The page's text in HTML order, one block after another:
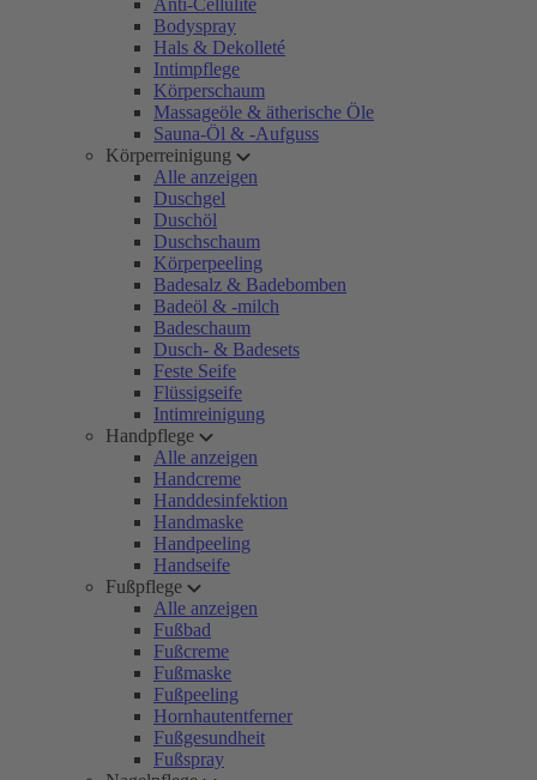
Anti-Cellulite
Bodyspray
Hals & Dekolleté
Intimpflege
Körperschaum
Massageöle & ätherische Öle
Sauna-Öl & -Aufguss
Körperreinigung
Alle anzeigen
Duschgel
Duschöl
Duschschaum
Körperpeeling
Badesalz & Badebomben
Badeöl & -milch
Badeschaum
Dusch- & Badesets
Feste Seife
Flüssigseife
Intimreinigung
Handpflege
Alle anzeigen
Handcreme
Handdesinfektion
Handmaske
Handpeeling
Handseife
Fußpflege
Alle anzeigen
Fußbad
Fußcreme
Fußmaske
Fußpeeling
Hornhautentferner
Fußgesundheit
Fußspray